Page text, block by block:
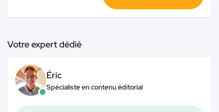
Votre expert dédié
Éric
Spécialiste en contenu éditorial